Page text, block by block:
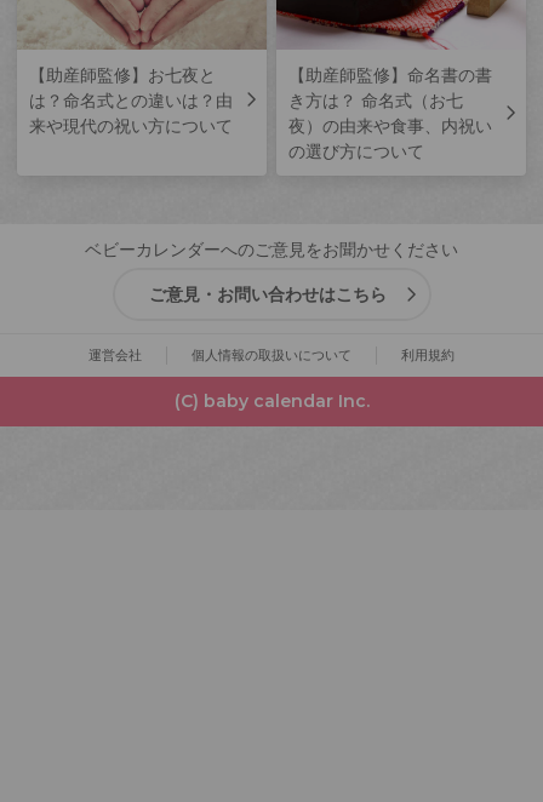
【助産師監修】お七夜と
は？命名式との違いは？由
来や現代の祝い方について
【助産師監修】命名書の書
き方は？ 命名式（お七
夜）の由来や食事、内祝い
の選び方について
ベビーカレンダーへのご意見をお聞かせください
ご意見・お問い合わせはこちら
運営会社 個人情報の取扱いについて 利用規約
(C) baby calendar Inc.